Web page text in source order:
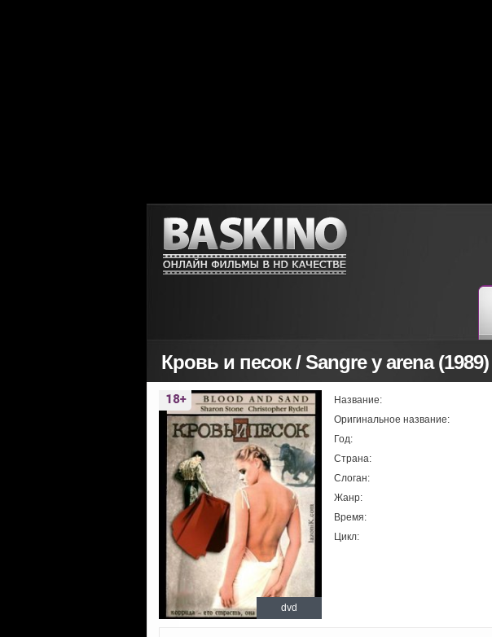
Кровь и песок / Sangre y arena (1989)
dvd
Название:
Оригинальное название:
Год:
Страна:
Слоган:
Жанр:
Время:
Цикл: